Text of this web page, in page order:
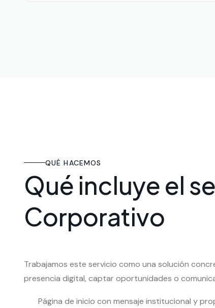
QUÉ HACEMOS
Qué incluye el
Corporativo
Trabajamos este servicio como una solución
presencia digital, captar oportunidades o
Página de inicio con mensaje institucional y